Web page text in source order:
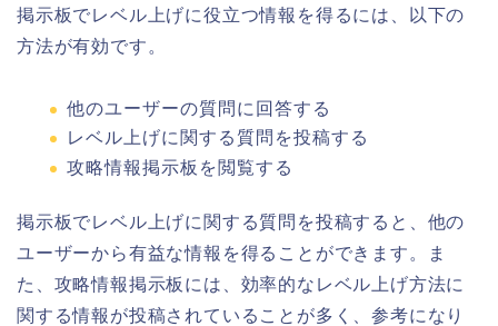
掲示板でレベル上げに役立つ情報を得るには、以下の
方法が有効です。
他のユーザーの質問に回答する
レベル上げに関する質問を投稿する
攻略情報掲示板を閲覧する
掲示板でレベル上げに関する質問を投稿すると、他の
ユーザーから有益な情報を得ることができます。ま
た、攻略情報掲示板には、効率的なレベル上げ方法に
関する情報が投稿されていることが多く、参考になり